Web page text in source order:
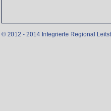
© 2012 - 2014 Integrierte Regional